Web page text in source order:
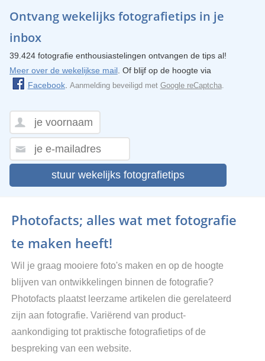
Ontvang wekelijks fotografietips in je
inbox
39.424 fotografie enthousiastelingen ontvangen de tips al!
Meer over de wekelijkse mail. Of blijf op de hoogte via
Facebook. Aanmelding beveiligd met Google reCaptcha.
stuur wekelijks fotografietips
Photofacts; alles wat met fotografie
te maken heeft!
Wil je graag mooiere foto's maken en op de hoogte
blijven van ontwikkelingen binnen de fotografie?
Photofacts plaatst leerzame artikelen die gerelateerd
zijn aan fotografie. Variërend van product-
aankondiging tot praktische fotografietips of de
bespreking van een website.